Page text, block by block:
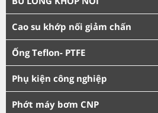
Cao su khớp nối giảm chấn
Ống Teflon- PTFE
Phụ kiện công nghiệp
Phớt máy bơm CNP